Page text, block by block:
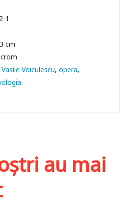
1
cm
Vasile Voiculescu opera
au mai